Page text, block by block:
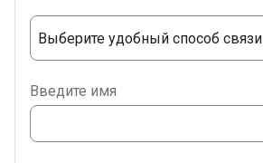
Выберите удобный способ связи
Введите имя